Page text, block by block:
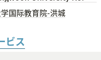
国际教育院-洪城
ビス